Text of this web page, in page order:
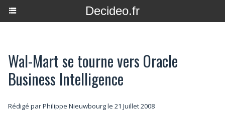
Decideo.fr
Wal-Mart se tourne vers Oracle
Business Intelligence
Rédigé parPhilippe Nieuwbourgle 21 Juillet 2008